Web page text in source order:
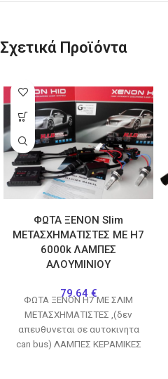
Σχετικά Προϊόντα
ΦΩΤΑ ΞΕΝΟΝ Slim
ΜΕΤΑΣΧΗΜΑΤΙΣΤΕΣ ΜΕ H7
6000k ΛΑΜΠΕΣ
ΑΛΟΥΜΙΝΙΟΥ
79.64 €
ΦΩΤΑ ΞΕΝΟΝ Η7 ΜΕ ΣΛΙΜ
ΜΕΤΑΣΧΗΜΑΤΙΣΤΕΣ ,(δεν
απευθυνεται σε αυτοκινητα
can bus) ΛΑΜΠΕΣ ΚΕΡΑΜΙΚΕΣ